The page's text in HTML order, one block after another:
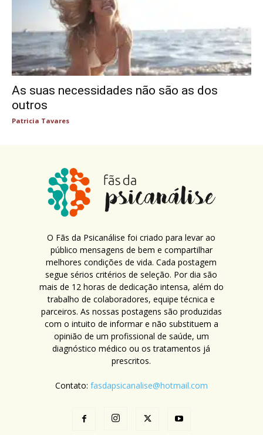
As suas necessidades não são as dos
outros
Patricia Tavares
O Fãs da Psicanálise foi criado para levar ao
público mensagens de bem e compartilhar
melhores condições de vida. Cada postagem
segue sérios critérios de seleção. Por dia são
mais de 12 horas de dedicação intensa, além do
trabalho de colaboradores, equipe técnica e
parceiros. As nossas postagens são produzidas
com o intuito de informar e não substituem a
opinião de um profissional de saúde, um
diagnóstico médico ou os tratamentos já
prescritos.
Contato: fasdapsicanalise@hotmail.com